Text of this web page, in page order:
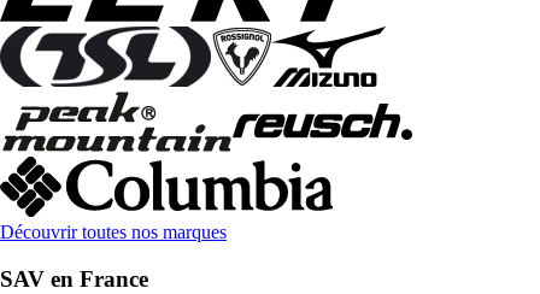
Découvrir toutes nos marques
SAV en France